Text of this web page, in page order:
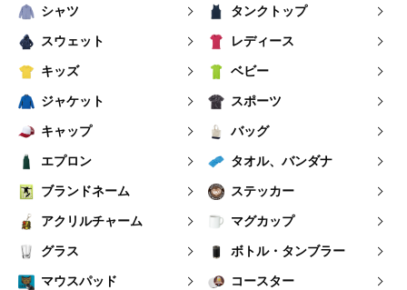
シャツ タンクトップ
スウェット レディース
キッズ ベビー
ジャケット スポーツ
キャップ バッグ
エプロン タオル、バンダナ
ブランドネーム ステッカー
アクリルチャーム マグカップ
グラス ボトル・タンブラー
マウスパッド コースター